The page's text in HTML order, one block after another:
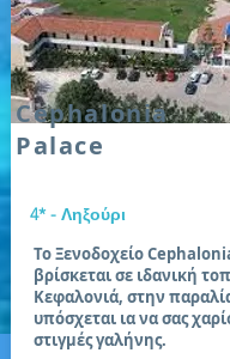
Cephalonia
Palace
4* - Ληξούρι
Το Ξενοδοχείο
βρίσκεται σε ιδανική
Κεφαλονιά, στην
υπόσχεται ια να σας
στιγμές γαλήνης.